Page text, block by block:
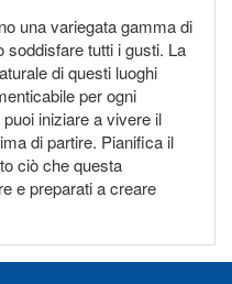
una variegata gamma di
soddisfare tutti i gusti. La
di questi luoghi
per ogni
iniziare a vivere il
di partire. Pianifica il
ciò che questa
e preparati a creare